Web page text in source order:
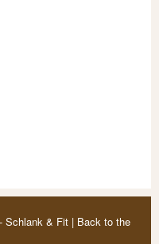
& Fit | Back to the